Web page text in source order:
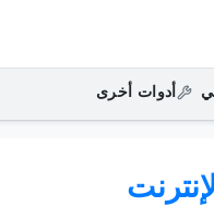
أدوات أخرى